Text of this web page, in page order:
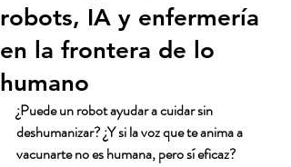
robots, IA y enfermería
en la frontera de lo
humano
¿Puede un robot ayudar a cuidar sin
deshumanizar? ¿Y si la voz que te anima a
vacunarte no es humana, pero sí eficaz?